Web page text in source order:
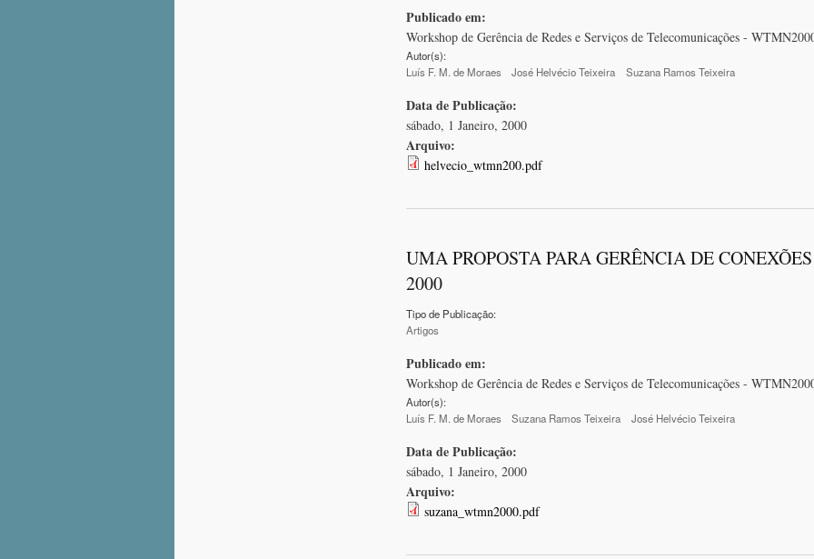
Publicado em:
Workshop de Gerência de Redes e Serviços de Telecomunicações -
Autor(s):
Luís F. M. de Moraes
José Helvécio Teixeira Suzana Ramos Teixeira
Data de Publicação:
sábado, 1 Janeiro, 2000
Arquivo:
helvecio_wtmn200.pdf
UMA PROPOSTA PARA GERÊNCIA DE
2000
Tipo de Publicação:
Artigos
Publicado em:
Workshop de Gerência de Redes e Serviços de Telecomunicações -
Autor(s):
Luís F. M. de Moraes
Suzana Ramos Teixeira José Helvécio Teixeira
Data de Publicação:
sábado, 1 Janeiro, 2000
Arquivo:
suzana_wtmn2000.pdf